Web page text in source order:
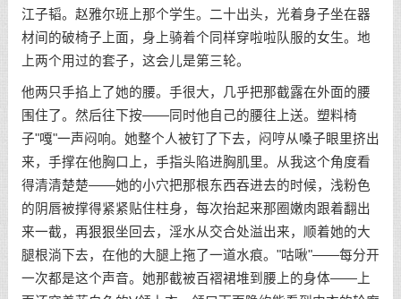
江子韬。赵雅尔班上那个学生。二十出头，光着身子坐在器
材间的破椅子上面，身上骑着个同样穿啦啦队服的女生。地
上两个用过的套子，这会儿是第三轮。
他两只手掐上了她的腰。手很大，几乎把那截露在外面的腰
围住了。然后往下按——同时他自己的腰往上送。塑料椅
子"嘎"一声闷响。她整个人被钉了下去，闷哼从嗓子眼里挤出
来，手撑在他胸口上，手指头陷进胸肌里。从我这个角度看
得清清楚楚——她的小穴把那根东西吞进去的时候，浅粉色
的阴唇被撑得紧紧贴住柱身，每次抬起来那圈嫩肉跟着翻出
来一截，再狠狠坐回去，淫水从交合处溢出来，顺着她的大
腿根淌下去，在他的大腿上拖了一道水痕。"咕啾"——每分开
一次都是这个声音。她那截被百褶裙堆到腰上的身体——上